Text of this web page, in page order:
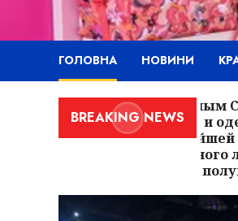
ГОЛОВНА НОВИНИ
BREAKING NEWS
По данным CBRE,
одежда и одежда
крупнейшей
розничного
первом полугодии